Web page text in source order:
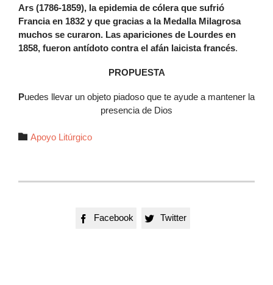
Ars (1786-1859), la epidemia de cólera que sufrió
Francia en 1832 y que gracias a la Medalla Milagrosa
muchos se curaron. Las apariciones de Lourdes en
1858, fueron antídoto contra el afán laicista francés.
PROPUESTA
Puedes llevar un objeto piadoso que te ayude a mantener la
presencia de Dios
 Autor
Apoyo Litúrgico
 Facebook  Twitter